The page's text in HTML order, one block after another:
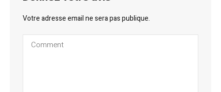
Votre adresse email ne sera pas publique.